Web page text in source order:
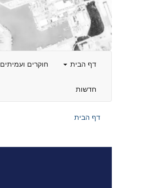
דף הבית חוקרים ועמיתים
חדשות
דף הבית